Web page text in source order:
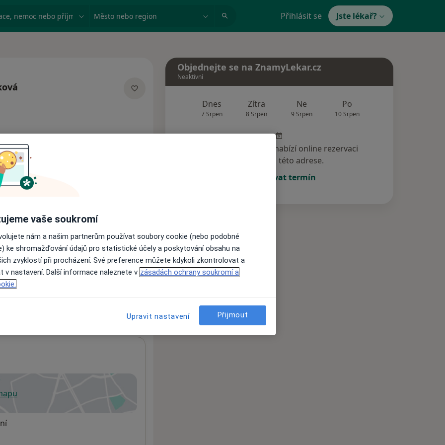
nemoc nebo příjmení Město nebo region Přihlásit se Jste lékař?
nejsou k dispozici
informace o svých službách.
v nové záložce
Objednejte se na ZnamyLekar.cz
Neaktivní
Dnes
7 Srpen
Zítra
8 Srpen
Ne
9 Srpen
Po
10 Srpen
Tento specialista nenabízí online rezervaci
termínu na této adrese.
Rezervovat termín
vaše soukromí
nám a našim partnerům používat soubory cookie (nebo podobné
ke shromažďování údajů pro statistické účely a poskytování obsahu na
zvyklostí při procházení. Své preference můžete kdykoli zkontrolovat a
v nastavení. Další informace naleznete v zásadách ochrany soukromí a
Upravit nastavení Přijmout